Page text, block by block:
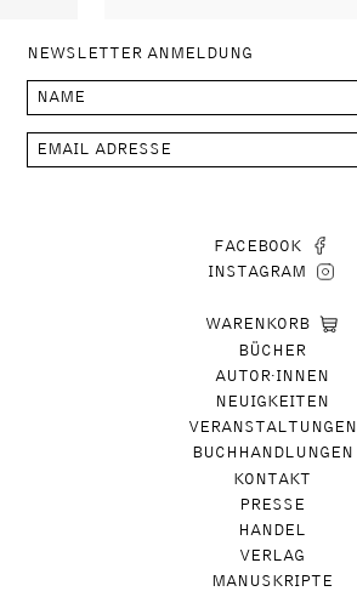
NEWSLETTER ANMELDUNG
FACEBOOK
INSTAGRAM
WARENKORB
BÜCHER
AUTOR∙INNEN
NEUIGKEITEN
VERANSTALTUNGEN
BUCHHANDLUNGEN
KONTAKT
PRESSE
HANDEL
VERLAG
MANUSKRIPTE